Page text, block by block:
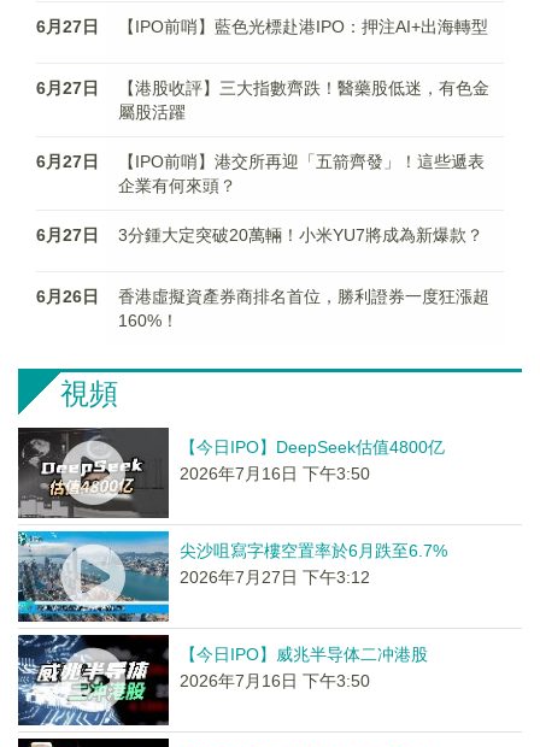
6月27日 【IPO前哨】藍色光標赴港IPO：押注AI+出海轉型
6月27日
【港股收評】三大指數齊跌！醫藥股低迷，有色金
屬股活躍
6月27日
【IPO前哨】港交所再迎「五箭齊發」！這些遞表
企業有何來頭？
6月27日 3分鍾大定突破20萬輛！小米YU7將成為新爆款？
6月26日
香港虛擬資產券商排名首位，勝利證券一度狂漲超
160%！
視頻
【今日IPO】DeepSeek估值4800亿
2026年7月16日 下午3:50
尖沙咀寫字樓空置率於6月跌至6.7%
2026年7月27日 下午3:12
【今日IPO】威兆半导体二冲港股
2026年7月16日 下午3:50